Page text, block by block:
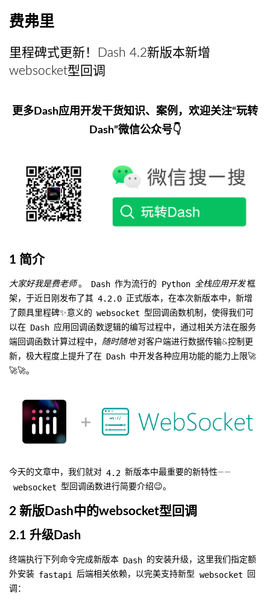
费弗里
里程碑式更新！Dash 4.2新版本新增
websocket型回调
更多Dash应用开发干货知识、案例，欢迎关注“玩转
Dash”微信公众号👇
1 简介
大家好我是费老师 。 Dash 作为流行的 Python 全栈应用开发 框
架，于近日刚发布了其 4.2.0
正式版本，在本次新版本中，新增
了颇具里程碑✨意义的 websocket
型回调函数机制，使得我们可
以在 Dash 应用回调函数逻辑的编写过程中，通过相关方法在服务
端回调函数计算过程中， 随时随地 对客户端进行数据传输&控制更
新，极大程度上提升了在 Dash 中开发各种应用功能的能力上限🚀
🚀🚀。
今天的文章中，我们就对 4.2 新版本中最重要的新特性——
websocket 型回调函数进行简要介绍😉。
2 新版Dash中的websocket型回调
2.1 升级Dash
终端执行下列命令完成新版本 Dash
的安装升级，这里我们指定额
外安装 fastapi 后端相关依赖，以完美支持新型 websocket
回
调：